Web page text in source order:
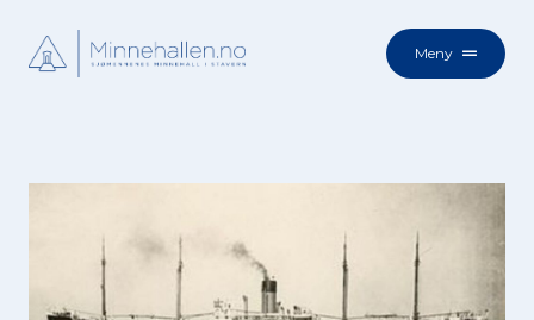
Meny